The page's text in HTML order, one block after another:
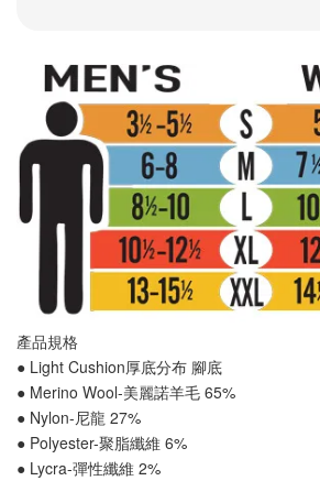
產品規格
● Light Cushion厚底分布 腳底
● Merino Wool-美麗諾羊毛 65%
● Nylon-尼龍 27%
● Polyester-聚脂纖維 6%
● Lycra-彈性纖維 2%